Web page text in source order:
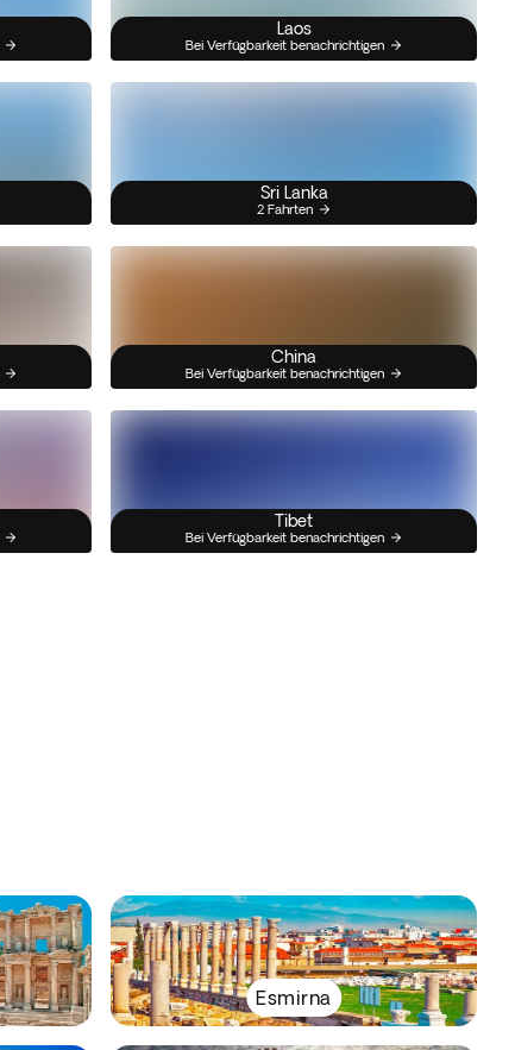
Laos
Bei Verfügbarkeit benachrichtigen
Sri Lanka
2 Fahrten
China
Bei Verfügbarkeit benachrichtigen
Tibet
Bei Verfügbarkeit benachrichtigen
Esmirna